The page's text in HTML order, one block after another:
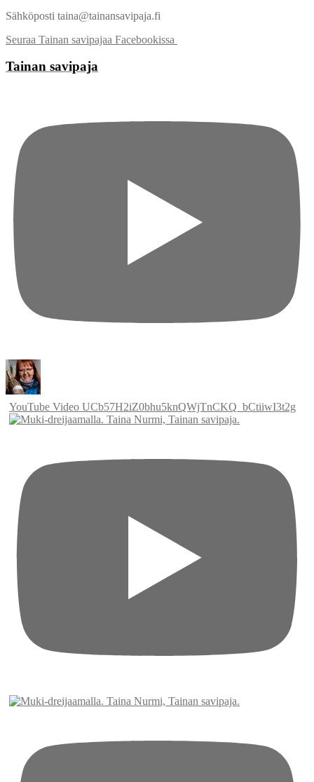
Sähköposti taina@tainansavipaja.fi
Seuraa Tainan savipajaa Facebookissa
Tainan savipaja
YouTube Video UCb57H2iZ0bhu5knQWjTnCKQ_bCtiiwI3t2g